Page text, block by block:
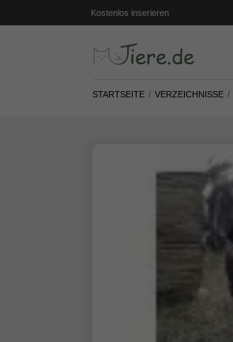
Kostenlos inserieren
STARTSEITE VERZEICHNISSE